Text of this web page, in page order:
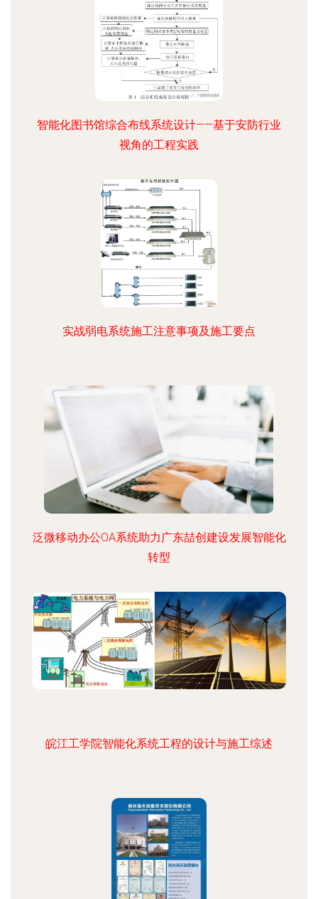
智能化图书馆综合布线系统设计——基于安防行业
视角的工程实践
实战弱电系统施工注意事项及施工要点
泛微移动办公OA系统助力广东喆创建设发展智能化
转型
皖江工学院智能化系统工程的设计与施工综述